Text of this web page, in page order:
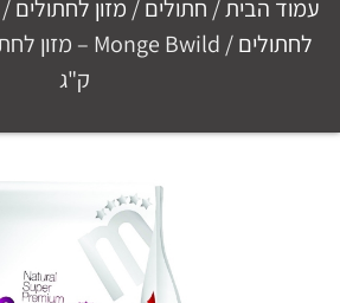
עמוד הבית/ חתולים/ מזון לחתולים/
לחתולים
ק"ג